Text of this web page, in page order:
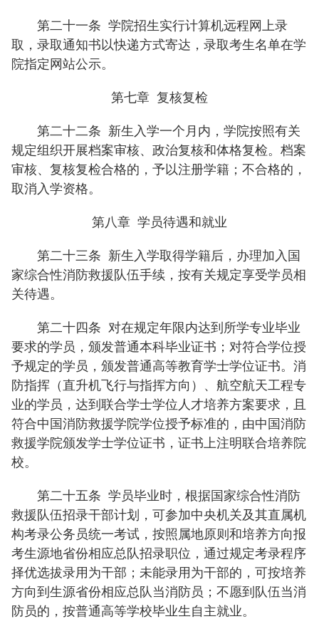
第二十一条 学院招生实行计算机远程网上录
取，录取通知书以快递方式寄达，录取考生名单在学
院指定网站公示。
第七章 复核复检
第二十二条 新生入学一个月内，学院按照有关
规定组织开展档案审核、政治复核和体格复检。档案
审核、复核复检合格的，予以注册学籍；不合格的，
取消入学资格。
第八章 学员待遇和就业
第二十三条 新生入学取得学籍后，办理加入国
家综合性消防救援队伍手续，按有关规定享受学员相
关待遇。
第二十四条 对在规定年限内达到所学专业毕业
要求的学员，颁发普通本科毕业证书；对符合学位授
予规定的学员，颁发普通高等教育学士学位证书。消
防指挥（直升机飞行与指挥方向）、航空航天工程专
业的学员，达到联合学士学位人才培养方案要求，且
符合中国消防救援学院学位授予标准的，由中国消防
救援学院颁发学士学位证书，证书上注明联合培养院
校。
第二十五条 学员毕业时，根据国家综合性消防
救援队伍招录干部计划，可参加中央机关及其直属机
构考录公务员统一考试，按照属地原则和培养方向报
考生源地省份相应总队招录职位，通过规定考录程序
择优选拔录用为干部；未能录用为干部的，可按培养
方向到生源省份相应总队当消防员；不愿到队伍当消
防员的，按普通高等学校毕业生自主就业。